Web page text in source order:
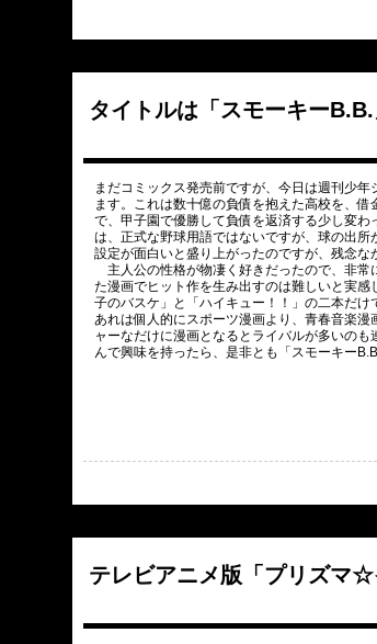
タイトルは「スモーキーB.B.
まだコミックス発売前ですが、今日は週刊少
ます。これは数十億の負債を抱えた高校を、
で、甲子園で優勝して負債を返済する少し変
は、正式な野球用語ではないですが、球の出
設定が面白いと盛り上がったのですが、残念な
主人公の性格が物凄く好きだったので、非常
た漫画でヒット作を生み出すのは難しいと実
子のバスケ」と「ハイキュー！！」の二本だけ
あれは個人的にスポーツ漫画より、青春音楽
ャーなだけに漫画となるとライバルが多いの
んで興味を持ったら、是非とも「スモーキー
テレビアニメ版「プリズマ☆